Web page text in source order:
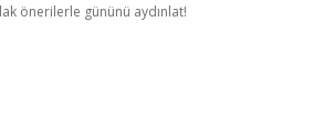
önerilerle gününü aydınlat!